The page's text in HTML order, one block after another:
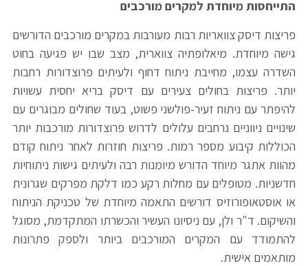
התייחסות מיוחדת למקרים מורכבים
פריצות דיסק צוואריות רבות מעורבות במקרים מורכבים הדורשים
גישה מיוחדת. מיאלופתיה צווארית, מצב שבו יש פגיעה בחוט
השדרה עצמו, מחייבת ניתוח דחוף ולעיתים פרוצדורות רחבות
יותר. פריצות בחולים צעירים עם דיסק בריא יחסית עשויות
להיפתר עם ניתוח זעיר-פולשני פשוט, בעוד שחולים מבוגרים עם
שינויים ניווניים נרחבים עלולים לדרוש פרוצדורות מורכבות יותר
הכוללות קיבוע מספר רמות. פריצות חוזרות לאחר ניתוח קודם
מהוות אתגר מיוחד הדורש מיומנות רבה ולעיתים גישות ניתוחיות
חדשניות. מטופלים עם מחלות רקע כמו דלקת מפרקים שגרונית
או אוסטאופורוזיס דורשים התאמה מיוחדת של טכניקת הניתוח
והשיקום. ד"ר ולן, עם ניסיונו העשיר והכשרתו המתקדמת, מסוגל
להתמודד עם המקרים המורכבים ביותר ולספק פתרונות
מותאמים אישית.